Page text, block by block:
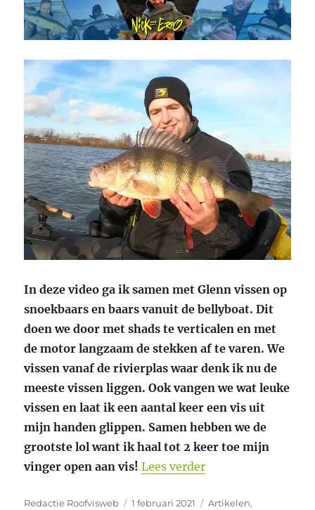
In deze video ga ik samen met Glenn vissen op
snoekbaars en baars vanuit de bellyboat. Dit
doen we door met shads te verticalen en met
de motor langzaam de stekken af te varen. We
vissen vanaf de rivierplas waar denk ik nu de
meeste vissen liggen. Ook vangen we wat leuke
vissen en laat ik een aantal keer een vis uit
mijn handen glippen. Samen hebben we de
grootste lol want ik haal tot 2 keer toe mijn
vinger open aan vis! Lees verder“Video Roofvissen
Auteur
Redactie Roofvisweb
Geplaatst
1 februari 2021 Categorieën
Artikelen,